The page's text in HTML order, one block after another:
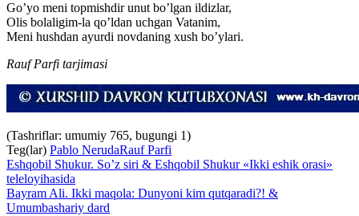
Go’yo meni topmishdir unut bo’lgan ildizlar,
Olis bolaligim-la qo’ldan uchgan Vatanim,
Meni hushdan ayurdi novdaning xush bo’ylari.
Rauf Parfi tarjimasi
(Tashriflar: umumiy 765, bugungi 1)
Teg(lar) Pablo NerudaRauf Parfi
Eshqobil Shukur. So’z siri & Eshqobil Shukur «Ikki eshik orasi»
teleloyihasida
Bayram Ali. Ikki maqola: Dunyoni kim qutqaradi?! &
Umumbashariy dard